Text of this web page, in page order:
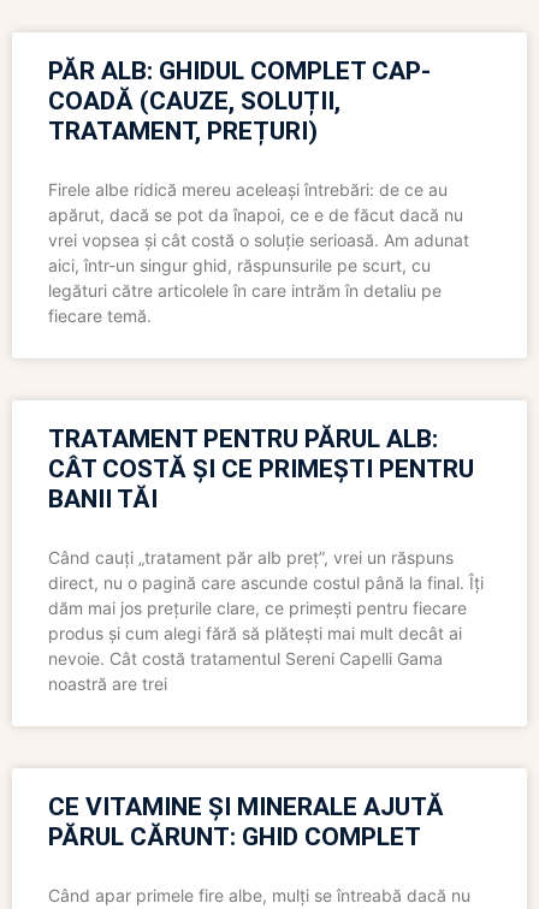
PĂR ALB: GHIDUL COMPLET CAP-
COADĂ (CAUZE, SOLUȚII,
TRATAMENT, PREȚURI)
Firele albe ridică mereu aceleași întrebări: de ce au
apărut, dacă se pot da înapoi, ce e de făcut dacă nu
vrei vopsea și cât costă o soluție serioasă. Am adunat
aici, într-un singur ghid, răspunsurile pe scurt, cu
legături către articolele în care intrăm în detaliu pe
fiecare temă.
TRATAMENT PENTRU PĂRUL ALB:
CÂT COSTĂ ȘI CE PRIMEȘTI PENTRU
BANII TĂI
Când cauți „tratament păr alb preț”, vrei un răspuns
direct, nu o pagină care ascunde costul până la final. Îți
dăm mai jos prețurile clare, ce primești pentru fiecare
produs și cum alegi fără să plătești mai mult decât ai
nevoie. Cât costă tratamentul Sereni Capelli Gama
noastră are trei
CE VITAMINE ȘI MINERALE AJUTĂ
PĂRUL CĂRUNT: GHID COMPLET
Când apar primele fire albe, mulți se întreabă dacă nu